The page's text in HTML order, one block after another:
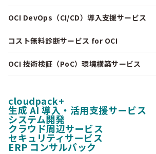
OCI DevOps（CI/CD）導入支援サービス
コスト無料診断サービス for OCI
OCI 技術検証（PoC）環境構築サービス
cloudpack+
生成 AI 導入・活用支援サービス
システム開発
クラウド周辺サービス
セキュリティサービス
ERP コンサルパック